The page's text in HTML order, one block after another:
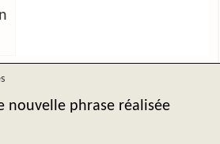
nouvelle phrase réalisée